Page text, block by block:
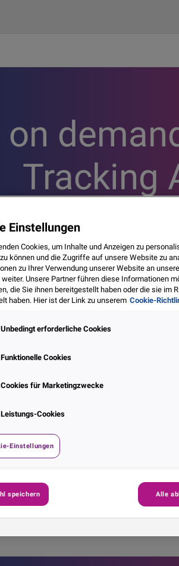
Tracking
Jetzt Webinar on demand
fast
nicht
Einstellungen
Cookies, um Inhalte und Anzeigen zu
können und die Zugriffe auf unsere Website zu
zu Ihrer Verwendung unserer Website an
weiter. Unsere Partner führen diese Informationen
die Sie ihnen bereitgestellt haben oder die sie im
haben. Hier ist der Link zu unserem Cookie-
Unbedingt erforderliche Cookies
Funktionelle Cookies
Cookies für Marketingzwecke
Leistungs-Cookies
Einstellungen
speichern Alle